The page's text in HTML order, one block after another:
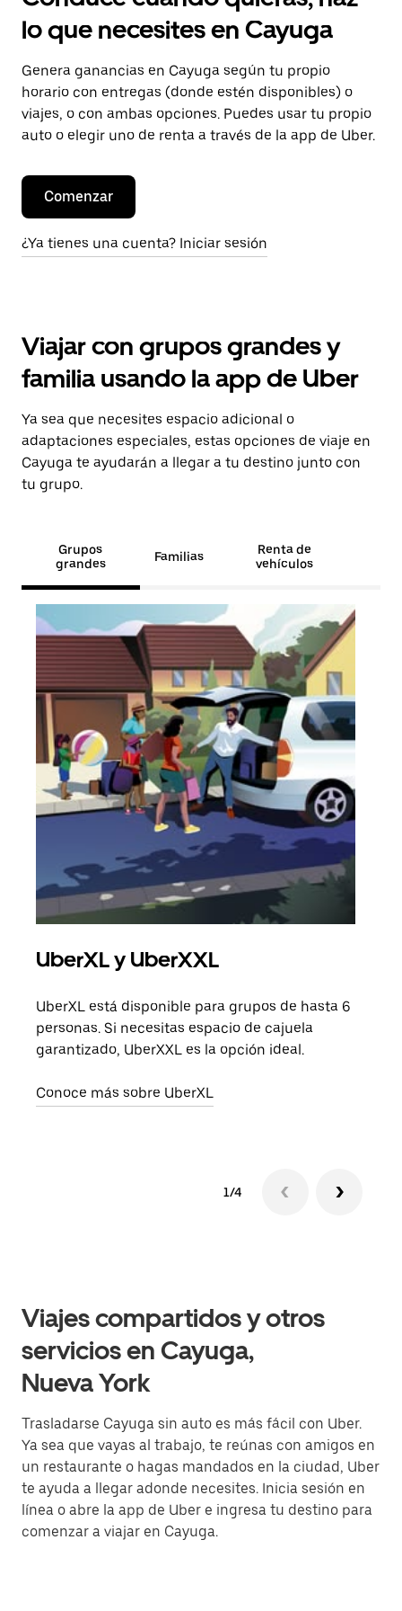
lo que necesites en Cayuga
Genera ganancias en Cayuga según tu propio
horario con entregas (donde estén disponibles) o
viajes, o con ambas opciones. Puedes usar tu propio
auto o elegir uno de renta a través de la app de Uber.
Comenzar
¿Ya tienes una cuenta? Iniciar sesión
Viajar con grupos grandes y
familia usando la app de Uber
Ya sea que necesites espacio adicional o
adaptaciones especiales, estas opciones de viaje en
Cayuga te ayudarán a llegar a tu destino junto con
tu grupo.
Grupos
grandes
Familias
Renta de
vehículos
UberXL y UberXXL
UberXL está disponible para grupos de hasta 6
personas. Si necesitas espacio de cajuela
garantizado, UberXXL es la opción ideal.
Conoce más sobre UberXL
1/4
Viajes compartidos y otros
servicios en Cayuga,
Nueva York
Trasladarse Cayuga sin auto es más fácil con Uber.
Ya sea que vayas al trabajo, te reúnas con amigos en
un restaurante o hagas mandados en la ciudad, Uber
te ayuda a llegar adonde necesites. Inicia sesión en
línea o abre la app de Uber e ingresa tu destino para
comenzar a viajar en Cayuga.